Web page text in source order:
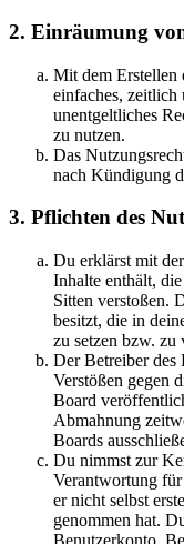
2. Einräumung
Mit dem Erstellen
einfaches, zeitlich
unentgeltliches
zu nutzen.
Das
nach Kündigung
3. Pflichten des
Du erklärst mit
Inhalte enthält,
Sitten verstoßen.
besitzt, die in
zu setzen bzw. zu
Der Betreiber des
Verstößen gegen
Board
Abmahnung
Boards
Du nimmst zur
Verantwortung
er nicht selbst
genommen hat.
Benutzerkonto,